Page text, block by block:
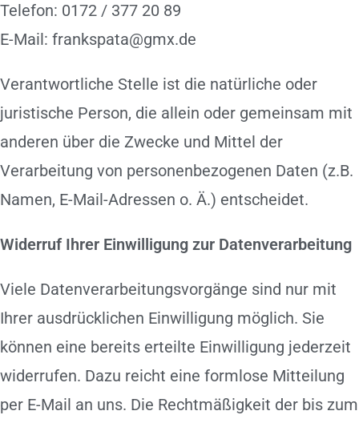
Telefon: 0172 / 377 20 89
E-Mail: frankspata@gmx.de
Verantwortliche Stelle ist die natürliche oder
juristische Person, die allein oder gemeinsam mit
anderen über die Zwecke und Mittel der
Verarbeitung von personenbezogenen Daten (z.B.
Namen, E-Mail-Adressen o. Ä.) entscheidet.
Widerruf Ihrer Einwilligung zur Datenverarbeitung
Viele Datenverarbeitungsvorgänge sind nur mit
Ihrer ausdrücklichen Einwilligung möglich. Sie
können eine bereits erteilte Einwilligung jederzeit
widerrufen. Dazu reicht eine formlose Mitteilung
per E-Mail an uns. Die Rechtmäßigkeit der bis zum